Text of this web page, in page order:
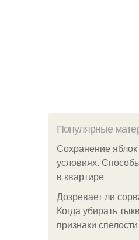
Популярные
Сохранение
условиях.
в квартире
Дозревает ли
Когда убирать
признаки